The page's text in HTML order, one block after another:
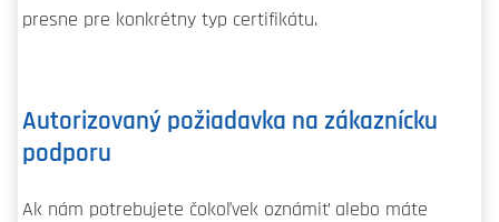
presne pre konkrétny typ certifikátu.
Autorizovaný požiadavka na zákaznícku
podporu
Ak nám potrebujete čokoľvek oznámiť alebo máte